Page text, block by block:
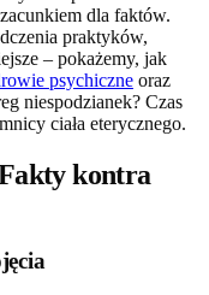
dla faktów.
praktyków,
– pokażemy, jak
psychiczne oraz
niespodzianek? Czas
ciała eterycznego.
kontra